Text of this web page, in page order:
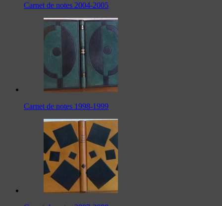
Carnet de notes 2004-2005
Carnet de notes 1998-1999